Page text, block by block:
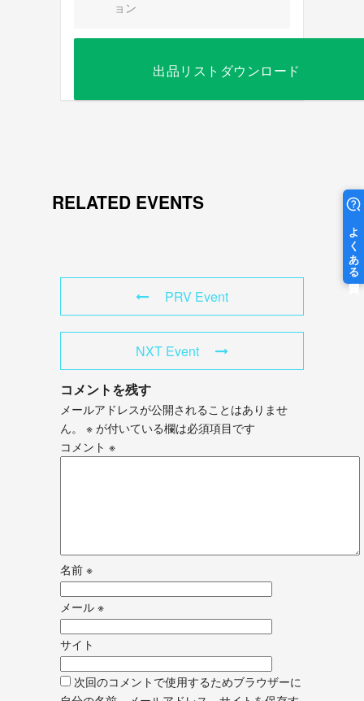
ョン
出品リストダウンロード
RELATED EVENTS
PRV Event
NXT Event
コメントを残す
メールアドレスが公開されることはありませ
ん。
※ が付いている欄は必須項目です
コメント ※
名前 ※
メール ※
サイト
次回のコメントで使用するためブラウザーに